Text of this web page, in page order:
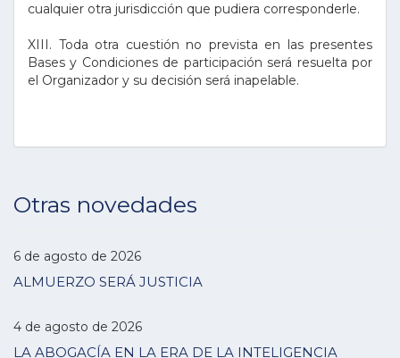
cualquier otra jurisdicción que pudiera corresponderle.
XIII. Toda otra cuestión no prevista en las presentes
Bases y Condiciones de participación será resuelta por
el Organizador y su decisión será inapelable.
Otras novedades
6 de agosto de 2026
ALMUERZO SERÁ JUSTICIA
4 de agosto de 2026
LA ABOGACÍA EN LA ERA DE LA INTELIGENCIA